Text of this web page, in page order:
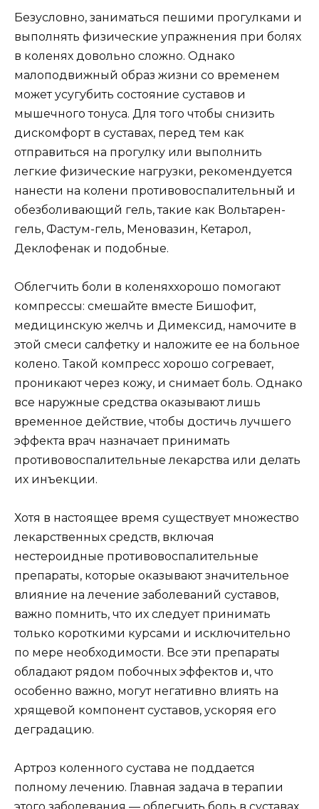
Безусловно, заниматься пешими прогулками и
выполнять физические упражнения при болях
в коленях довольно сложно. Однако
малоподвижный образ жизни со временем
может усугубить состояние суставов и
мышечного тонуса. Для того чтобы снизить
дискомфорт в суставах, перед тем как
отправиться на прогулку или выполнить
легкие физические нагрузки, рекомендуется
нанести на колени противовоспалительный и
обезболивающий гель, такие как Вольтарен-
гель, Фастум-гель, Меновазин, Кетарол,
Деклофенак и подобные.
Облегчить боли в коленяххорошо помогают
компрессы: смешайте вместе Бишофит,
медицинскую желчь и Димексид, намочите в
этой смеси салфетку и наложите ее на больное
колено. Такой компресс хорошо согревает,
проникают через кожу, и снимает боль. Однако
все наружные средства оказывают лишь
временное действие, чтобы достичь лучшего
эффекта врач назначает принимать
противовоспалительные лекарства или делать
их инъекции.
Хотя в настоящее время существует множество
лекарственных средств, включая
нестероидные противовоспалительные
препараты, которые оказывают значительное
влияние на лечение заболеваний суставов,
важно помнить, что их следует принимать
только короткими курсами и исключительно
по мере необходимости. Все эти препараты
обладают рядом побочных эффектов и, что
особенно важно, могут негативно влиять на
хрящевой компонент суставов, ускоряя его
деградацию.
Артроз коленного сустава не поддается
полному лечению. Главная задача в терапии